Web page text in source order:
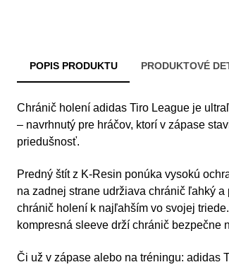
POPIS PRODUKTU PRODUKTOVÉ
Chránič holení adidas Tiro League je
– navrhnutý pre hráčov, ktorí v zápase
priedušnosť.
Predný štít z K-Resin ponúka vysokú
na zadnej strane udržiava chránič ľahký
chránič holení k najľahším vo svojej
kompresná sleeve drží chránič bezpečne
Či už v zápase alebo na tréningu: adidas